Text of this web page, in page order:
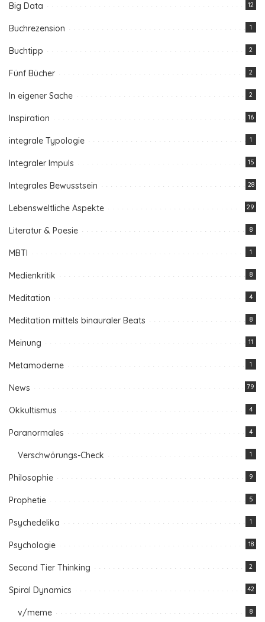
Big Data 12
Buchrezension 1
Buchtipp 2
Fünf Bücher 2
In eigener Sache 2
Inspiration 16
integrale Typologie 1
Integraler Impuls 15
Integrales Bewusstsein 28
Lebensweltliche Aspekte 29
Literatur & Poesie 8
MBTI 1
Medienkritik 8
Meditation 4
Meditation mittels binauraler Beats 8
Meinung 11
Metamoderne 1
News 79
Okkultismus 4
Paranormales 4
Verschwörungs-Check 1
Philosophie 9
Prophetie 5
Psychedelika 1
Psychologie 18
Second Tier Thinking 2
Spiral Dynamics 42
v/meme 8